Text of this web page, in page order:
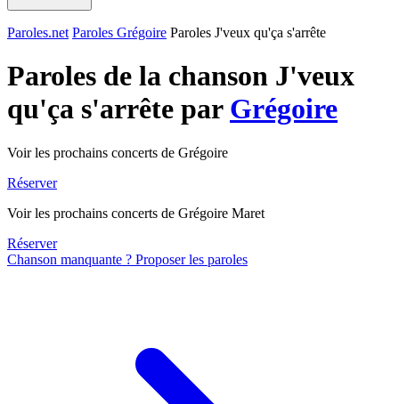
Paroles.net Paroles Grégoire Paroles J'veux qu'ça s'arrête
Paroles de la chanson J'veux
qu'ça s'arrête par Grégoire
Voir les prochains concerts de Grégoire
Réserver
Voir les prochains concerts de Grégoire Maret
Réserver
Chanson manquante ? Proposer les paroles